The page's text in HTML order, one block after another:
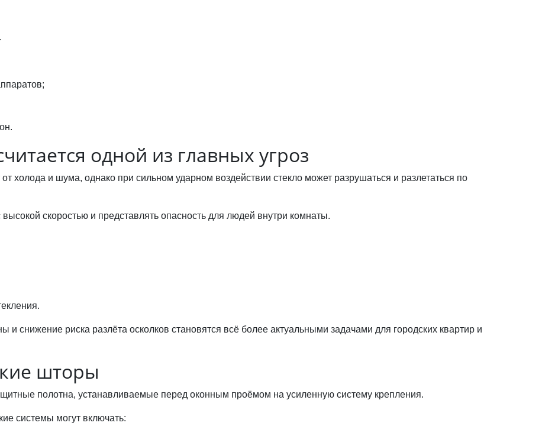
одной из главных угроз
и шума, однако при сильном ударном воздействии стекло может разрушаться и разлетаться по
скоростью и представлять опасность для людей внутри комнаты.
и снижение риска разлёта осколков становятся всё более актуальными задачами для городских квартир и
шторы
полотна, устанавливаемые перед оконным проёмом на усиленную систему крепления.
системы могут включать: